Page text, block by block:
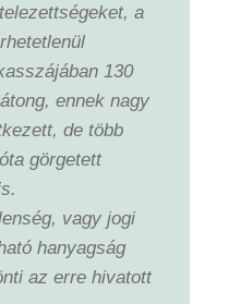
a
130
ennek nagy
de több
görgetett
vagy jogi
hanyagság
az erre hivatott